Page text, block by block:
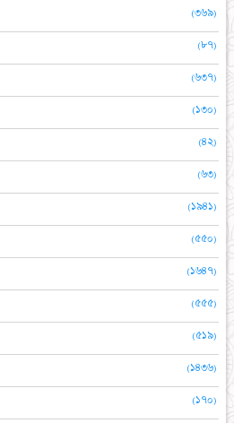
(৩৬৯)
(৮৭)
(৬৩৭)
(১৩০)
(৪২)
(৬৩)
(১৯৪১)
(৫৫০)
(১৬৪৭)
(৫৫৫)
(৫১৯)
(১৪৩৬)
(১৭০)